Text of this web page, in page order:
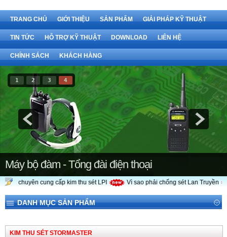
TRANG CHỦ GIỚI THIỆU SẢN PHẨM GIẢI PHÁP KỸ THUẬT
TIN TỨC HỖ TRỢ KỸ THUẬT DOWNLOAD LIÊN HỆ
CHÍNH SÁCH KHÁCH HÀNG
1 2 3 4
Máy bộ đàm - Tổng đài điện thoại
chuyên cung cấp kim thu sét LPI Vì sao phải chống sét Lan Truyền
DANH MỤC SẢN PHẨM
KIM THU SÉT STORMASTER